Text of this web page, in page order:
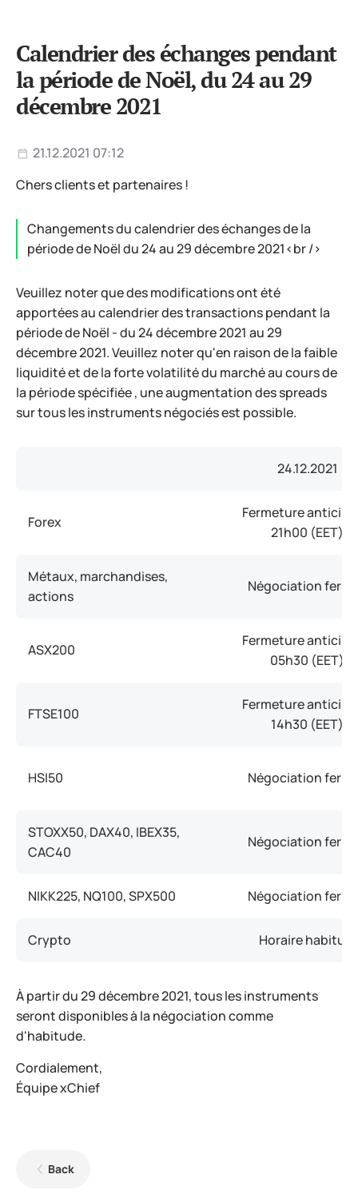
Calendrier des échanges pendant
la période de Noël, du 24 au 29
décembre 2021
21.12.2021 07:12
Chers clients et partenaires !
Changements du calendrier des échanges de la
période de Noël du 24 au 29 décembre 2021<br />
Veuillez noter que des modifications ont été
apportées au calendrier des transactions pendant la
période de Noël - du 24 décembre 2021 au 29
décembre 2021. Veuillez noter qu'en raison de la faible
liquidité et de la forte volatilité du marché au cours de
la période spécifiée , une augmentation des spreads
sur tous les instruments négociés est possible.
24.12.2021
Forex
Fermeture
21h00 (EET)
Métaux, marchandises,
actions
Négociation
ASX200
Fermeture
05h30 (EET)
FTSE100
Fermeture
14h30 (EET)
HSI50 Négociation
STOXX50, DAX40, IBEX35,
CAC40
Négociation
NIKK225, NQ100, SPX500 Négociation
Crypto Horaire habituel
À partir du 29 décembre 2021, tous les instruments
seront disponibles à la négociation comme
d'habitude.
Cordialement,
Équipe xChief
Back